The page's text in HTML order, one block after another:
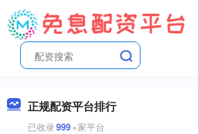
正规配资平台排行
已收录999+家平台